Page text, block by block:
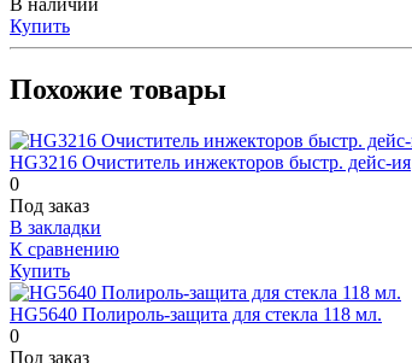
В наличии
Купить
Похожие товары
HG3216 Очиститель инжекторов быстр. дейс-ия
0
Под заказ
В закладки
К сравнению
Купить
HG5640 Полироль-защита для стекла 118 мл.
0
Под заказ